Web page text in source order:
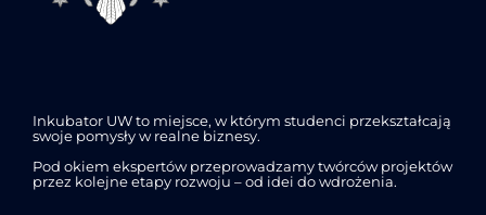
Inkubator UW to miejsce, w którym studenci przekształcają
swoje pomysły w realne biznesy.
Pod okiem ekspertów przeprowadzamy twórców projektów
przez kolejne etapy rozwoju – od idei do wdrożenia.